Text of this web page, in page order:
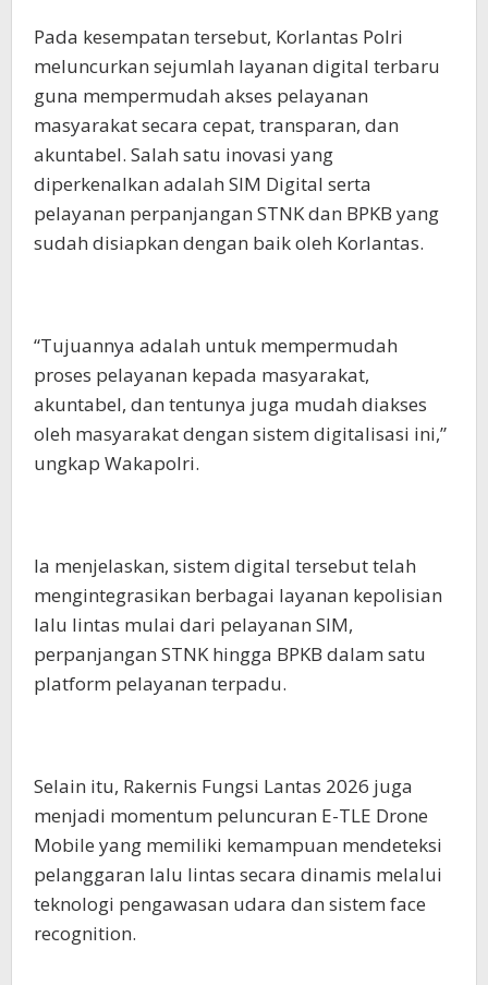
Pada kesempatan tersebut, Korlantas Polri
meluncurkan sejumlah layanan digital terbaru
guna mempermudah akses pelayanan
masyarakat secara cepat, transparan, dan
akuntabel. Salah satu inovasi yang
diperkenalkan adalah SIM Digital serta
pelayanan perpanjangan STNK dan BPKB yang
sudah disiapkan dengan baik oleh Korlantas.
“Tujuannya adalah untuk mempermudah
proses pelayanan kepada masyarakat,
akuntabel, dan tentunya juga mudah diakses
oleh masyarakat dengan sistem digitalisasi ini,”
ungkap Wakapolri.
Ia menjelaskan, sistem digital tersebut telah
mengintegrasikan berbagai layanan kepolisian
lalu lintas mulai dari pelayanan SIM,
perpanjangan STNK hingga BPKB dalam satu
platform pelayanan terpadu.
Selain itu, Rakernis Fungsi Lantas 2026 juga
menjadi momentum peluncuran E-TLE Drone
Mobile yang memiliki kemampuan mendeteksi
pelanggaran lalu lintas secara dinamis melalui
teknologi pengawasan udara dan sistem face
recognition.